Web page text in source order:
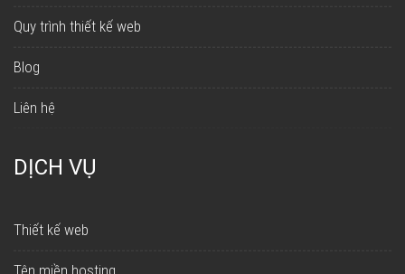
Quy trình thiết kế web
Blog
Liên hệ
DỊCH VỤ
Thiết kế web
Tên miền hosting